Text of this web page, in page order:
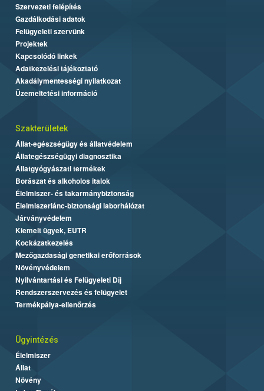
Szervezeti felépítés
Gazdálkodási adatok
Felügyeleti szervünk
Projektek
Kapcsolódó linkek
Adatkezelési tájékoztató
Akadálymentességi nyilatkozat
Üzemeltetési információ
Szakterületek
Állat-egészségügy és állatvédelem
Állategészségügyi diagnosztika
Állatgyógyászati termékek
Borászat és alkoholos italok
Élelmiszer- és takarmánybiztonság
Élelmiszerlánc-biztonsági laborhálózat
Járványvédelem
Kiemelt ügyek, EUTR
Kockázatkezelés
Mezőgazdasági genetikai erőforrások
Növényvédelem
Nyilvántartási és Felügyeleti Díj
Rendszerszervezés és felügyelet
Termékpálya-ellenőrzés
Ügyintézés
Élelmiszer
Állat
Növény